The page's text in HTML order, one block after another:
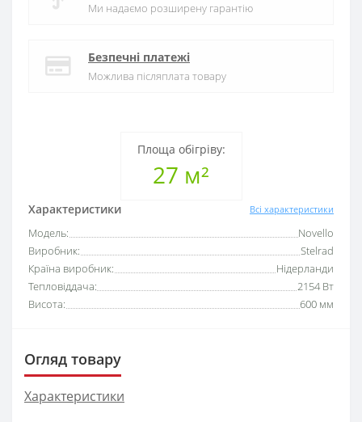
Площа обігріву:
27 м²
Характеристики Всі характеристики
Модель:
Novello
Виробник:
Stelrad
Країна виробник:
Нідерланди
Тепловіддача:
2154 Вт
Висота:
600 мм
Ми надаємо розширену гарантію
Безпечні платежі
Можлива післяплата товару
Огляд товару
Характеристики